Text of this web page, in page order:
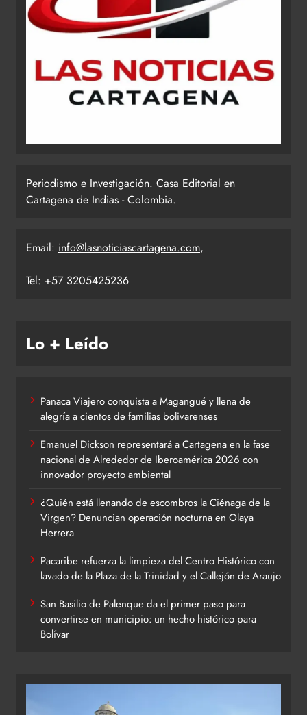
Periodismo e Investigación. Casa Editorial en
Cartagena de Indias - Colombia.
Email: info@lasnoticiascartagena.com,
Tel: +57 3205425236
Lo + Leído
Panaca Viajero conquista a Magangué y llena de
alegría a cientos de familias bolivarenses
Emanuel Dickson representará a Cartagena en la fase
nacional de Alrededor de Iberoamérica 2026 con
innovador proyecto ambiental
¿Quién está llenando de escombros la Ciénaga de la
Virgen? Denuncian operación nocturna en Olaya
Herrera
Pacaribe refuerza la limpieza del Centro Histórico con
lavado de la Plaza de la Trinidad y el Callejón de Araujo
San Basilio de Palenque da el primer paso para
convertirse en municipio: un hecho histórico para
Bolívar